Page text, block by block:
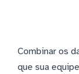
Combinar os
que sua